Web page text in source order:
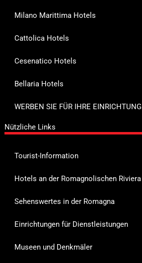
Milano Marittima Hotels
Cattolica Hotels
Cesenatico Hotels
Bellaria Hotels
WERBEN SIE FÜR IHRE EINRICHTUNG
Nützliche Links
Tourist-Information
Hotels an der Romagnolischen Riviera
Sehenswertes in der Romagna
Einrichtungen für Dienstleistungen
Museen und Denkmäler